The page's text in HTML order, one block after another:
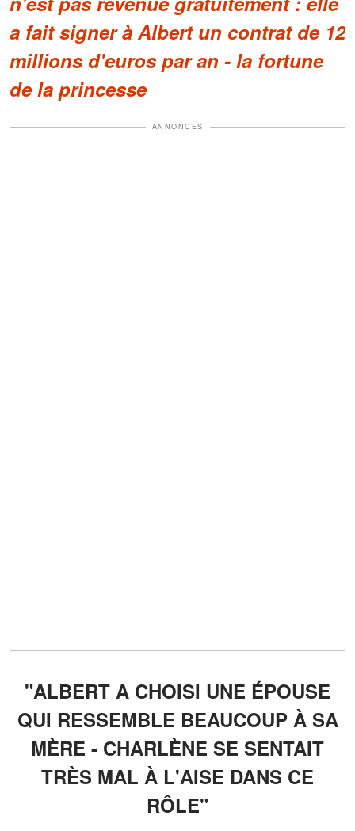
a fait signer à Albert un contrat de 12
millions d'euros par an - la fortune
de la princesse
ANNONCES
"ALBERT A CHOISI UNE ÉPOUSE
QUI RESSEMBLE BEAUCOUP À SA
MÈRE - CHARLÈNE SE SENTAIT
TRÈS MAL À L'AISE DANS CE
RÔLE"